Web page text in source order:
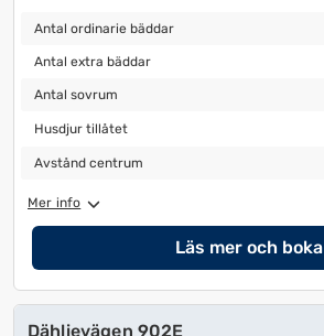
Antal ordinarie bäddar
Antal ordinarie bäddar
Antal extra bäddar
Antal extra bäddar
Antal sovrum
Antal sovrum
Husdjur tillåtet
Husdjur tillåtet
Avstånd centrum
Avstånd centrum
Mer info
Läs mer och boka
Dählievägen 902E